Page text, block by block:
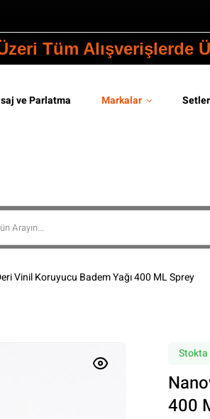
Tüm Alışverişlerde
ve Parlatma Markalar Setler
Vinil Koruyucu Badem Yağı 400 ML Sprey
Stokta
400